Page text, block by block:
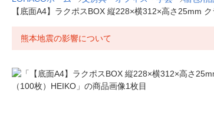
【底面A4】ラクポスBOX 縦228×横312×高さ25mm
熊本地震の影響について